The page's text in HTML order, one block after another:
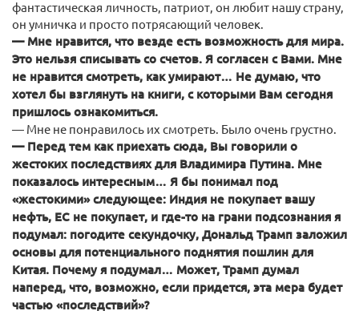
фантастическая личность, патриот, он любит нашу страну,
он умничка и просто потрясающий человек.
— Мне нравится, что везде есть возможность для мира.
Это нельзя списывать со счетов. Я согласен с Вами. Мне
не нравится смотреть, как умирают… Не думаю, что
хотел бы взглянуть на книги, с которыми Вам сегодня
пришлось ознакомиться.
— Мне не понравилось их смотреть. Было очень грустно.
— Перед тем как приехать сюда, Вы говорили о
жестоких последствиях для Владимира Путина. Мне
показалось интересным… Я бы понимал под
«жестокими» следующее: Индия не покупает вашу
нефть, ЕС не покупает, и где-то на грани подсознания я
подумал: погодите секундочку, Дональд Трамп заложил
основы для потенциального поднятия пошлин для
Китая. Почему я подумал… Может, Трамп думал
наперед, что, возможно, если придется, эта мера будет
частью «последствий»?